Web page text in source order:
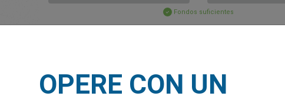
Fondos suficientes
NOTICIAS DE MERCADO
OPERE CON UN